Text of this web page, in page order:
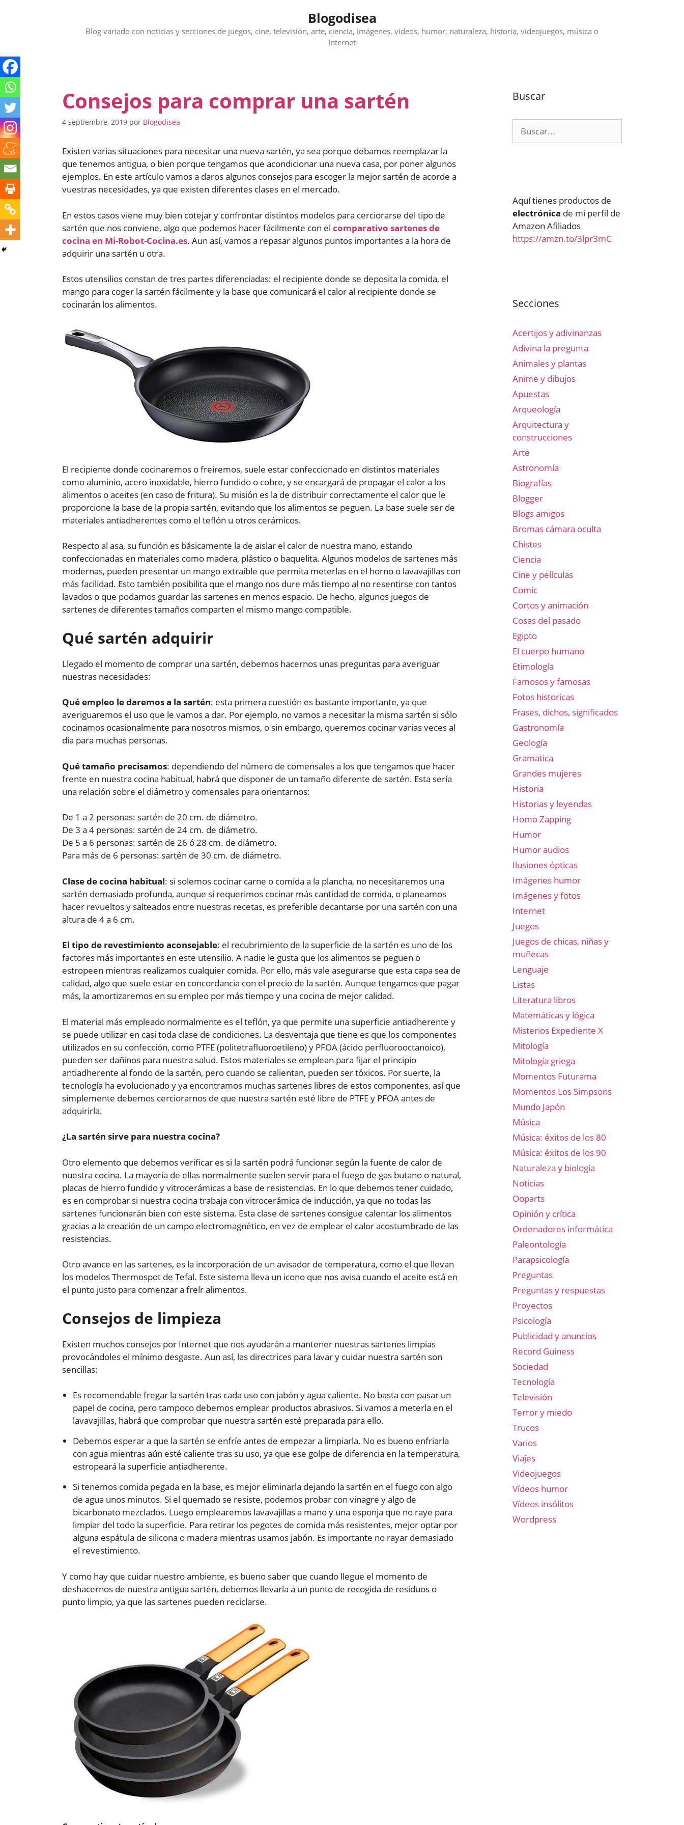
Blogodisea
Blog variado con noticias y secciones de juegos, cine, televisión, arte, ciencia, imágenes, videos, humor, naturaleza, historia, videojuegos, música o
Internet
Consejos para comprar una sartén
4 septiembre, 2019 por Blogodisea
Existen varias situaciones para necesitar una nueva sartén, ya sea porque debamos reemplazar la
que tenemos antigua, o bien porque tengamos que acondicionar una nueva casa, por poner algunos
ejemplos. En este artículo vamos a daros algunos consejos para escoger la mejor sartén de acorde a
vuestras necesidades, ya que existen diferentes clases en el mercado.
En estos casos viene muy bien cotejar y confrontar distintos modelos para cerciorarse del tipo de
sartén que nos conviene, algo que podemos hacer fácilmente con el comparativo sartenes de
cocina en Mi-Robot-Cocina.es. Aun así, vamos a repasar algunos puntos importantes a la hora de
adquirir una sartén u otra.
Estos utensilios constan de tres partes diferenciadas: el recipiente donde se deposita la comida, el
mango para coger la sartén fácilmente y la base que comunicará el calor al recipiente donde se
cocinarán los alimentos.
El recipiente donde cocinaremos o freiremos, suele estar confeccionado en distintos materiales
como aluminio, acero inoxidable, hierro fundido o cobre, y se encargará de propagar el calor a los
alimentos o aceites (en caso de fritura). Su misión es la de distribuir correctamente el calor que le
proporcione la base de la propia sartén, evitando que los alimentos se peguen. La base suele ser de
materiales antiadherentes como el teflón u otros cerámicos.
Respecto al asa, su función es básicamente la de aislar el calor de nuestra mano, estando
confeccionadas en materiales como madera, plástico o baquelita. Algunos modelos de sartenes más
modernas, pueden presentar un mango extraíble que permita meterlas en el horno o lavavajillas con
más facilidad. Esto también posibilita que el mango nos dure más tiempo al no resentirse con tantos
lavados o que podamos guardar las sartenes en menos espacio. De hecho, algunos juegos de
sartenes de diferentes tamaños comparten el mismo mango compatible.
Qué sartén adquirir
Llegado el momento de comprar una sartén, debemos hacernos unas preguntas para averiguar
nuestras necesidades:
Qué empleo le daremos a la sartén: esta primera cuestión es bastante importante, ya que
averiguaremos el uso que le vamos a dar. Por ejemplo, no vamos a necesitar la misma sartén si sólo
cocinamos ocasionalmente para nosotros mismos, o sin embargo, queremos cocinar varias veces al
día para muchas personas.
Qué tamaño precisamos: dependiendo del número de comensales a los que tengamos que hacer
frente en nuestra cocina habitual, habrá que disponer de un tamaño diferente de sartén. Esta sería
una relación sobre el diámetro y comensales para orientarnos:
De 1 a 2 personas: sartén de 20 cm. de diámetro.
De 3 a 4 personas: sartén de 24 cm. de diámetro.
De 5 a 6 personas: sartén de 26 ó 28 cm. de diámetro.
Para más de 6 personas: sartén de 30 cm. de diámetro.
Clase de cocina habitual: si solemos cocinar carne o comida a la plancha, no necesitaremos una
sartén demasiado profunda, aunque si requerimos cocinar más cantidad de comida, o planeamos
hacer revueltos y salteados entre nuestras recetas, es preferible decantarse por una sartén con una
altura de 4 a 6 cm.
El tipo de revestimiento aconsejable: el recubrimiento de la superficie de la sartén es uno de los
factores más importantes en este utensilio. A nadie le gusta que los alimentos se peguen o
estropeen mientras realizamos cualquier comida. Por ello, más vale asegurarse que esta capa sea de
calidad, algo que suele estar en concordancia con el precio de la sartén. Aunque tengamos que pagar
más, la amortizaremos en su empleo por más tiempo y una cocina de mejor calidad.
El material más empleado normalmente es el teflón, ya que permite una superficie antiadherente y
se puede utilizar en casi toda clase de condiciones. La desventaja que tiene es que los componentes
utilizados en su confección, como PTFE (politetrafluoroetileno) y PFOA (ácido perfluorooctanoico),
pueden ser dañinos para nuestra salud. Estos materiales se emplean para fijar el principio
antiadherente al fondo de la sartén, pero cuando se calientan, pueden ser tóxicos. Por suerte, la
tecnología ha evolucionado y ya encontramos muchas sartenes libres de estos componentes, así que
simplemente debemos cerciorarnos de que nuestra sartén esté libre de PTFE y PFOA antes de
adquirirla.
¿La sartén sirve para nuestra cocina?
Otro elemento que debemos verificar es si la sartén podrá funcionar según la fuente de calor de
nuestra cocina. La mayoría de ellas normalmente suelen servir para el fuego de gas butano o natural,
placas de hierro fundido y vitrocerámicas a base de resistencias. En lo que debemos tener cuidado,
es en comprobar si nuestra cocina trabaja con vitrocerámica de inducción, ya que no todas las
sartenes funcionarán bien con este sistema. Esta clase de sartenes consigue calentar los alimentos
gracias a la creación de un campo electromagnético, en vez de emplear el calor acostumbrado de las
resistencias.
Otro avance en las sartenes, es la incorporación de un avisador de temperatura, como el que llevan
los modelos Thermospot de Tefal. Este sistema lleva un icono que nos avisa cuando el aceite está en
el punto justo para comenzar a freír alimentos.
Consejos de limpieza
Existen muchos consejos por Internet que nos ayudarán a mantener nuestras sartenes limpias
provocándoles el mínimo desgaste. Aun así, las directrices para lavar y cuidar nuestra sartén son
sencillas:
Es recomendable fregar la sartén tras cada uso con jabón y agua caliente. No basta con pasar un
papel de cocina, pero tampoco debemos emplear productos abrasivos. Si vamos a meterla en el
lavavajillas, habrá que comprobar que nuestra sartén esté preparada para ello.
Debemos esperar a que la sartén se enfríe antes de empezar a limpiarla. No es bueno enfriarla
con agua mientras aún esté caliente tras su uso, ya que ese golpe de diferencia en la temperatura,
estropeará la superficie antiadherente.
Si tenemos comida pegada en la base, es mejor eliminarla dejando la sartén en el fuego con algo
de agua unos minutos. Si el quemado se resiste, podemos probar con vinagre y algo de
bicarbonato mezclados. Luego emplearemos lavavajillas a mano y una esponja que no raye para
limpiar del todo la superficie. Para retirar los pegotes de comida más resistentes, mejor optar por
alguna espátula de silicona o madera mientras usamos jabón. Es importante no rayar demasiado
el revestimiento.
Y como hay que cuidar nuestro ambiente, es bueno saber que cuando llegue el momento de
deshacernos de nuestra antigua sartén, debemos llevarla a un punto de recogida de residuos o
punto limpio, ya que las sartenes pueden reciclarse.
Buscar
Aquí tienes productos de
electrónica de mi perfil de
Amazon Afiliados
https://amzn.to/3lpr3mC
Secciones
Acertijos y adivinanzas
Adivina la pregunta
Animales y plantas
Anime y dibujos
Apuestas
Arqueología
Arquitectura y
construcciones
Arte
Astronomía
Biografías
Blogger
Blogs amigos
Bromas cámara oculta
Chistes
Ciencia
Cine y películas
Comic
Cortos y animación
Cosas del pasado
Egipto
El cuerpo humano
Etimología
Famosos y famosas
Fotos historicas
Frases, dichos, significados
Gastronomía
Geología
Gramatica
Grandes mujeres
Historia
Historias y leyendas
Homo Zapping
Humor
Humor audios
Ilusiones ópticas
Imágenes humor
Imágenes y fotos
Internet
Juegos
Juegos de chicas, niñas y
muñecas
Lenguaje
Listas
Literatura libros
Matemáticas y lógica
Misterios Expediente X
Mitología
Mitología griega
Momentos Futurama
Momentos Los Simpsons
Mundo Japón
Música
Música: éxitos de los 80
Música: éxitos de los 90
Naturaleza y biología
Noticias
Ooparts
Opinión y crítica
Ordenadores informática
Paleontología
Parapsicología
Preguntas
Preguntas y respuestas
Proyectos
Psicología
Publicidad y anuncios
Record Guiness
Sociedad
Tecnología
Televisión
Terror y miedo
Trucos
Varios
Viajes
Videojuegos
Vídeos humor
Vídeos insólitos
Wordpress